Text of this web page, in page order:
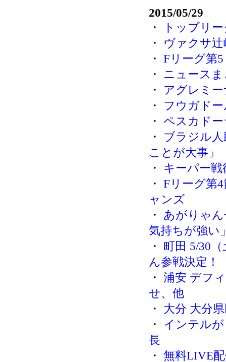
2015/05/29
・
トップリ
・ ヴァクサ
・ Fリーグ第
・ ニュース
・ アグレミ
・ フウガド
・ ペスカド
・ ブラジル
ことが大事」
・ キーパー
・ Fリーグ第
ャンズ
・ あがりゃ
気持ちが強い
・ 町田 5/30
ん参戦決定！
・ 浦安 デフ
せ、他
・ 大分 大分
・ インテル
長
・ 無料LIVE